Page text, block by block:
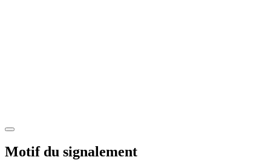
Motif du signalement